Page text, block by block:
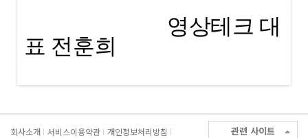
영상테크 대
표 전훈희
회사소개 서비스이용약관 개인정보처리방침 관련 사이트